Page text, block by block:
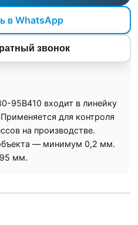
в WhatsApp
звонок
95B410 входит в линейку
для контроля
на производстве.
— минимум 0,2 мм.
мм.